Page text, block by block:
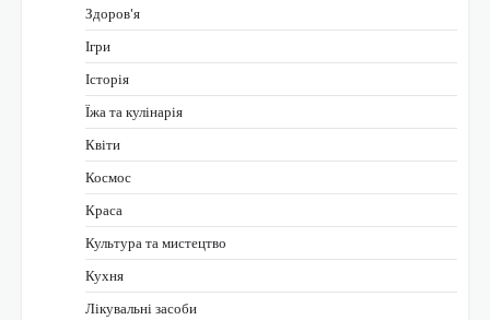
Здоров'я
Ігри
Історія
Їжа та кулінарія
Квіти
Космос
Краса
Культура та мистецтво
Кухня
Лікувальні засоби